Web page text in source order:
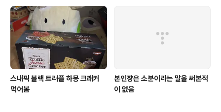
스내픽 블랙 트러플 하몽 크래커
먹어봄
본인쟝은 소분이라는 말을 써본적
이 없음